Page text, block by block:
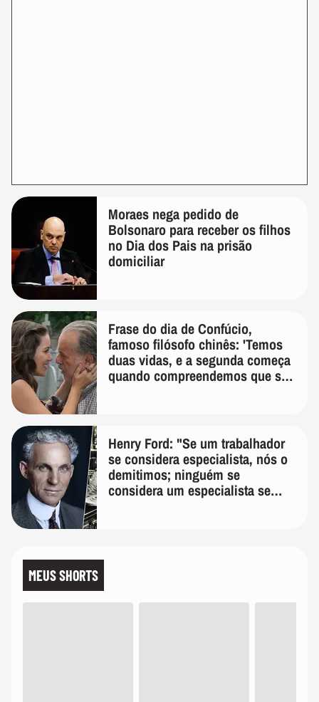
Moraes nega pedido de
Bolsonaro para receber os filhos
no Dia dos Pais na prisão
domiciliar
Frase do dia de Confúcio,
famoso filósofo chinês: 'Temos
duas vidas, e a segunda começa
quando compreendemos que só
Henry Ford: "Se um trabalhador
se considera especialista, nós o
demitimos; ninguém se
considera um especialista se
MEUS SHORTS